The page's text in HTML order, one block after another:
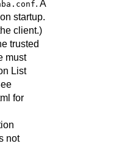
. A
startup.
client.)
trusted
must
List
for
not